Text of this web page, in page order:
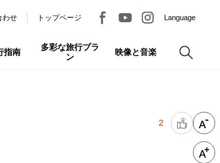
わせ トップページ Language
指南
多彩な旅行プラ
ン
映像と音楽
2